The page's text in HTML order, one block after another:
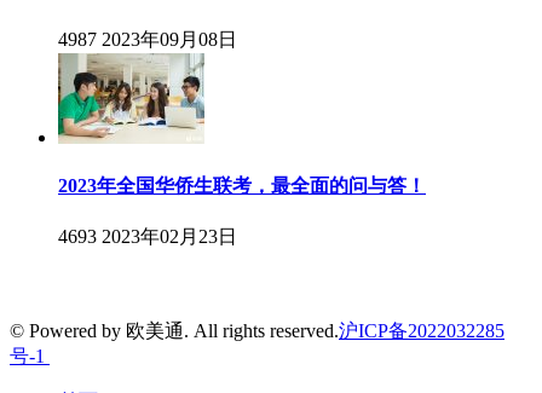
4987 2023年09月08日
2023年全国华侨生联考，最全面的问与答！
4693 2023年02月23日
© Powered by 欧美通. All rights reserved.沪ICP备2022032285
号-1